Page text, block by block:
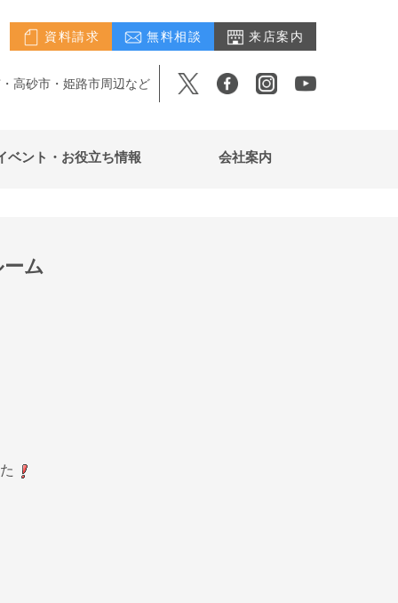
資料請求 無料相談 来店案内
高砂市・姫路市周辺など
ベント・お役立ち情報 会社案内
ム